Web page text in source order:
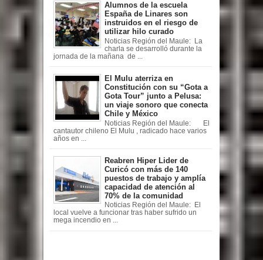
Alumnos de la escuela
España de Linares son
instruidos en el riesgo de
utilizar hilo curado
Noticias Región del Maule: La
charla se desarrolló durante la
jornada de la mañana de ...
El Mulu aterriza en
Constitución con su “Gota a
Gota Tour” junto a Pelusa:
un viaje sonoro que conecta
Chile y México
Noticias Región del Maule: El
cantautor chileno El Mulu , radicado hace varios
años en ...
Reabren Hiper Lider de
Curicó con más de 140
puestos de trabajo y amplía
capacidad de atención al
70% de la comunidad
Noticias Región del Maule: El
local vuelve a funcionar tras haber sufrido un
mega incendio en ...